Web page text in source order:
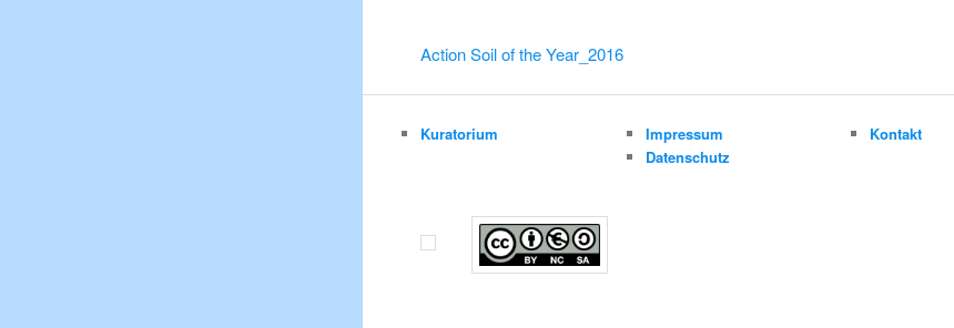
Action Soil of the Year_2016
Kuratorium
Impressum
Datenschutz
Kontakt